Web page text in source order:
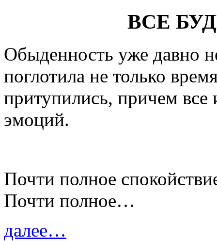
ВСЕ
Обыденность уже давно
поглотила не только
притупились, причем все
эмоций.
Почти полное
Почти полное…
далее…